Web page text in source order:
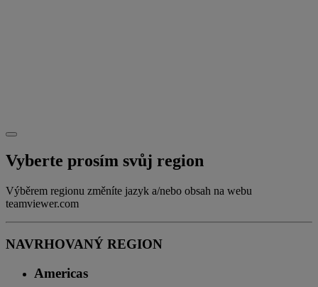
Vyberte prosím svůj region
Výběrem regionu změníte jazyk a/nebo obsah na webu
teamviewer.com
NAVRHOVANÝ REGION
Americas